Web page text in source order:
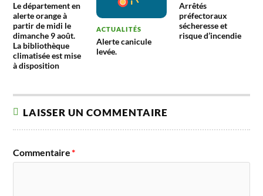
Le département en
alerte orange à
partir de midi le
dimanche 9 août.
La bibliothèque
climatisée est mise
à disposition
ACTUALITÉS
Alerte canicule
levée.
Arrêtés
préfectoraux
sécheresse et
risque d’incendie
LAISSER UN COMMENTAIRE
Commentaire*